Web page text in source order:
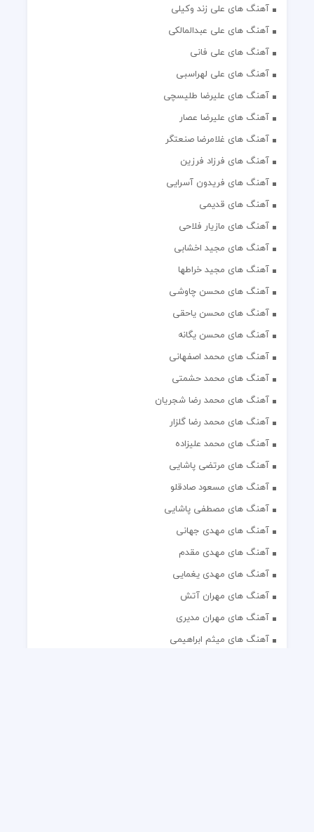
آهنگ های علی زند وکیلی
آهنگ های علی عبدالمالکی
آهنگ های علی فانی
آهنگ های علی لهراسبی
آهنگ های علیرضا طلیسچی
آهنگ های علیرضا عصار
آهنگ های غلامرضا صنعتگر
آهنگ های فرزاد فرزین
آهنگ های فریدون آسرایی
آهنگ های قدیمی
آهنگ های مازیار فلاحی
آهنگ های مجید اخشابی
آهنگ های مجید خراطها
آهنگ های محسن چاوشی
آهنگ های محسن یاحقی
آهنگ های محسن یگانه
آهنگ های محمد اصفهانی
آهنگ های محمد حشمتی
آهنگ های محمد رضا شجریان
آهنگ های محمد رضا گلزار
آهنگ های محمد علیزاده
آهنگ های مرتضی پاشایی
آهنگ های مسعود صادقلو
آهنگ های مصطفی پاشایی
آهنگ های مهدی جهانی
آهنگ های مهدی مقدم
آهنگ های مهدی یغمایی
آهنگ های مهران آتش
آهنگ های مهران مدیری
آهنگ های میثم ابراهیمی